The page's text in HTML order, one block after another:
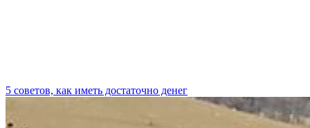
5 советов, как иметь достаточно денег